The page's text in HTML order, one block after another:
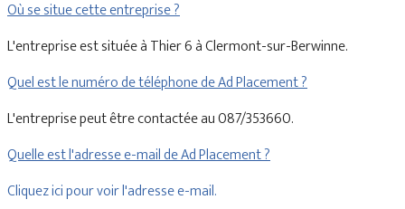
Où se situe cette entreprise ?
L'entreprise est située à Thier 6 à Clermont-sur-Berwinne.
Quel est le numéro de téléphone de Ad Placement ?
L'entreprise peut être contactée au 087/353660.
Quelle est l'adresse e-mail de Ad Placement ?
Cliquez ici pour voir l'adresse e-mail.